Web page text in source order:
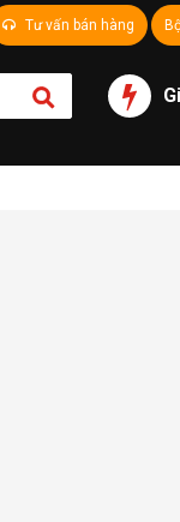
Tư vấn bán hàng